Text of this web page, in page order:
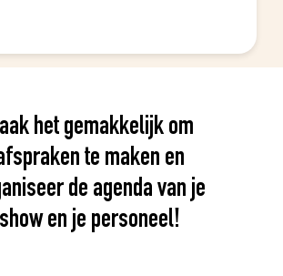
het gemakkelijk om
te maken en
de agenda van je
show en je personeel!